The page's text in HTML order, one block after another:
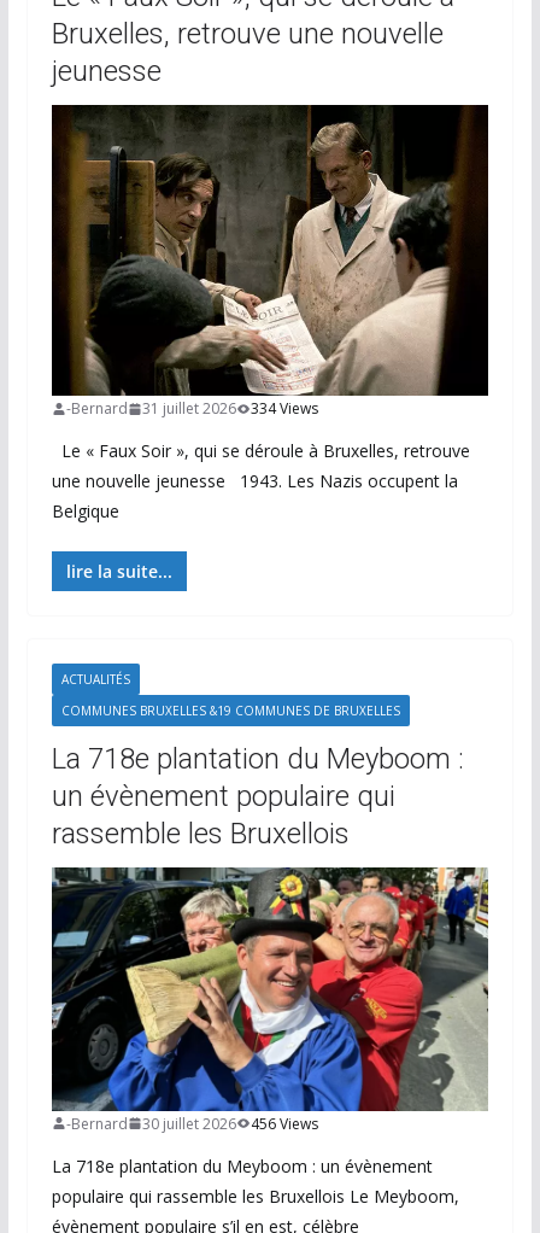
Bruxelles, retrouve une nouvelle
jeunesse
-Bernard 31 juillet 2026 334 Views
Le « Faux Soir », qui se déroule à Bruxelles, retrouve
une nouvelle jeunesse 1943. Les Nazis occupent la
Belgique
lire la suite...
ACTUALITÉS
COMMUNES BRUXELLES &19 COMMUNES DE BRUXELLES
La 718e plantation du Meyboom :
un évènement populaire qui
rassemble les Bruxellois
-Bernard 30 juillet 2026 456 Views
La 718e plantation du Meyboom : un évènement
populaire qui rassemble les Bruxellois Le Meyboom,
évènement populaire s’il en est, célèbre